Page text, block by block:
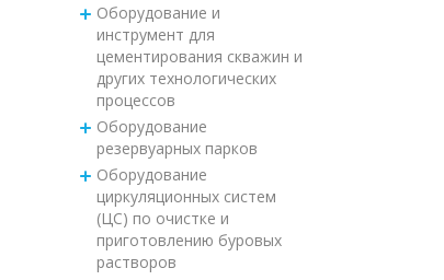
Оборудование и
инструмент для
цементирования скважин и
других технологических
процессов
Оборудование
резервуарных парков
Оборудование
циркуляционных систем
(ЦС) по очистке и
приготовлению буровых
растворов